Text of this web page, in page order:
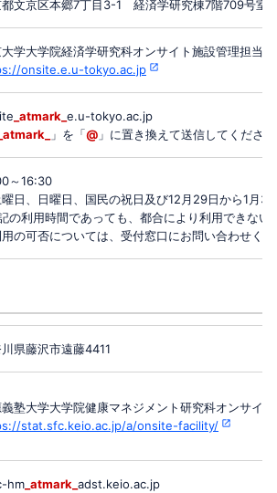
文京区本郷7丁目3-1 経済学研究棟7階709号室
学大学院経済学研究科オンサイト施設管理担当
onsite.e.u-tokyo.ac.jp
_atmark_ e.u-tokyo.ac.jp
_atmark_ 」を「@ 」に置き換えて送信してくださ
～16:30
曜日、日曜日、国民の祝日及び12月29日から1月3
の利用時間であっても、都合により利用できない
の可否については、受付窓口にお問い合わせく
県藤沢市遠藤4411
義塾大学大学院健康マネジメント研究科オンサイ
stat.sfc.keio.ac.jp/a/onsite-facility/
hm _atmark_ adst.keio.ac.jp